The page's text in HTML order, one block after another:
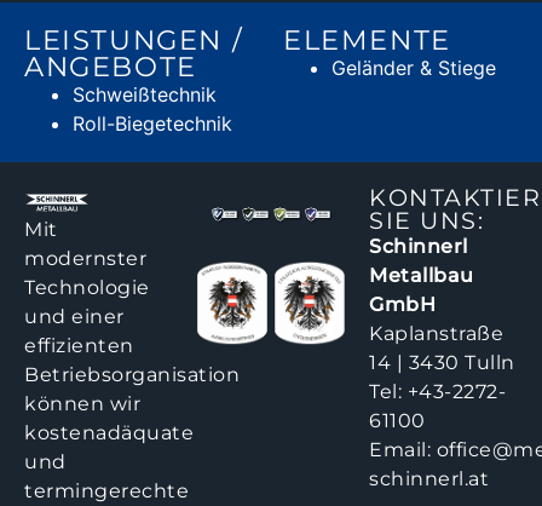
LEISTUNGEN /
ANGEBOTE
Schweißtechnik
Roll-Biegetechnik
ELEMENTE
Geländer & Stiege
Mit
modernster
Technologie
und einer
effizienten
Betriebsorganisation
können wir
kostenadäquate
und
termingerechte
SIE UNS:
Schinnerl
Metallbau
GmbH
Kaplanstraße
14 | 3430 Tulln
Tel: +43-2272-
61100
Email:
schinnerl.at